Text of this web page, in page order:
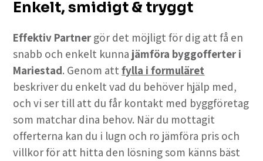
Enkelt, smidigt & tryggt
Effektiv Partner gör det möjligt för dig att få en
snabb och enkelt kunna jämföra byggofferter i
Mariestad. Genom attfylla i formuläret
beskriver du enkelt vad du behöver hjälp med,
och vi ser till att du får kontakt med byggföretag
som matchar dina behov. När du mottagit
offerterna kan du i lugn och ro jämföra pris och
villkor för att hitta den lösning som känns bäst